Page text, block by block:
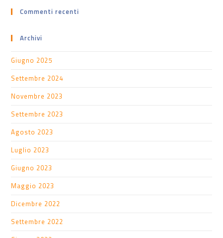
Commenti recenti
Archivi
Giugno 2025
Settembre 2024
Novembre 2023
Settembre 2023
Agosto 2023
Luglio 2023
Giugno 2023
Maggio 2023
Dicembre 2022
Settembre 2022